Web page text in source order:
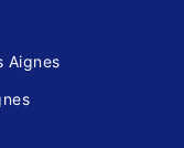
Aignes